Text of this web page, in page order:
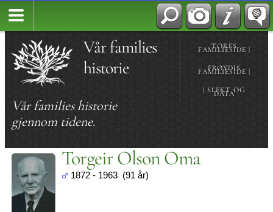
Vår families
historie
Vår families historie
gjennom tidene.
TORES
FAMILIESIDE |
FRØYDIS
FAMILIESIDE |
| SLEKT OG
DATA
Torgeir Olson Oma
1872 - 1963 (91 år)